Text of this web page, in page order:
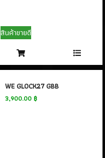
สินค้าขายดี
WE GLOCK27 GBB
3,900.00 ฿